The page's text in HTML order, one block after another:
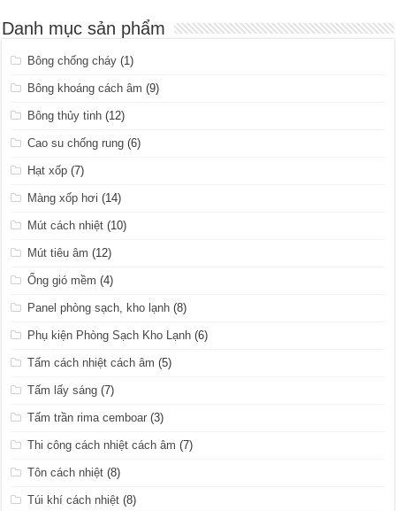
Danh mục sản phẩm
Bông chống cháy (1)
Bông khoáng cách âm (9)
Bông thủy tinh (12)
Cao su chống rung (6)
Hạt xốp (7)
Màng xốp hơi (14)
Mút cách nhiệt (10)
Mút tiêu âm (12)
Ống gió mềm (4)
Panel phòng sạch, kho lạnh (8)
Phụ kiện Phòng Sạch Kho Lạnh (6)
Tấm cách nhiệt cách âm (5)
Tấm lấy sáng (7)
Tấm trần rima cemboar (3)
Thi công cách nhiệt cách âm (7)
Tôn cách nhiệt (8)
Túi khí cách nhiệt (8)